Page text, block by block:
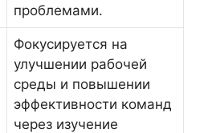
проблемами.
Фокусируется на
улучшении рабочей
среды и повышении
эффективности команд
через изучение